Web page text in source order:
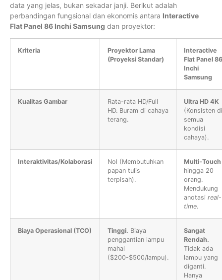
data yang jelas, bukan sekadar janji. Berikut adalah
perbandingan fungsional dan ekonomis antara Interactive
Flat Panel 86 Inchi Samsung dan proyektor:
Kriteria
Proyektor Lama
(Proyeksi Standar)
Interactive
Flat Panel 86
Inchi
Samsung
Kualitas Gambar
Rata-rata HD/Full
HD. Buram di cahaya
terang.
Ultra HD 4K
(Konsisten di
semua
kondisi
cahaya).
Interaktivitas/Kolaborasi
Nol (Membutuhkan
papan tulis
terpisah).
Multi-Touch
hingga 20
orang.
Mendukung
anotasi real-
time.
Biaya Operasional (TCO) Tinggi. Biaya
penggantian lampu
mahal
($200-$500/lampu).
Sangat
Rendah.
Tidak ada
lampu yang
diganti.
Hanya